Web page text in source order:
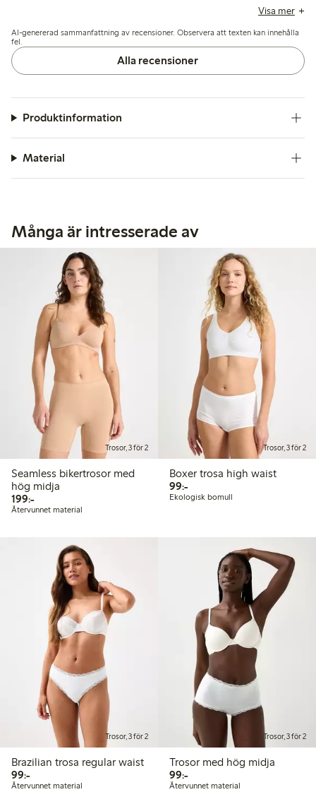
huden. Vissa kunder upplever att storlekarna är stora och
nämner problem med att elasticiteten försämras efter tvätt
samt att tyget ibland noppar eller får hål.
Visa mer
AI-genererad sammanfattning av recensioner. Observera att texten kan innehålla
fel.
Alla recensioner
Produktinformation
Material
Många är intresserade av
Trosor, 3 för 2
Seamless bikertrosor med
hög midja
199:-199,00 kr
Återvunnet material
Trosor, 3 för 2
Boxer trosa high waist
99:-99,00 kr
Ekologisk bomull
Trosor, 3 för 2
Brazilian trosa regular waist
99:-99,00 kr
Återvunnet material
Trosor, 3 för 2
Trosor med hög midja
99:-99,00 kr
Återvunnet material